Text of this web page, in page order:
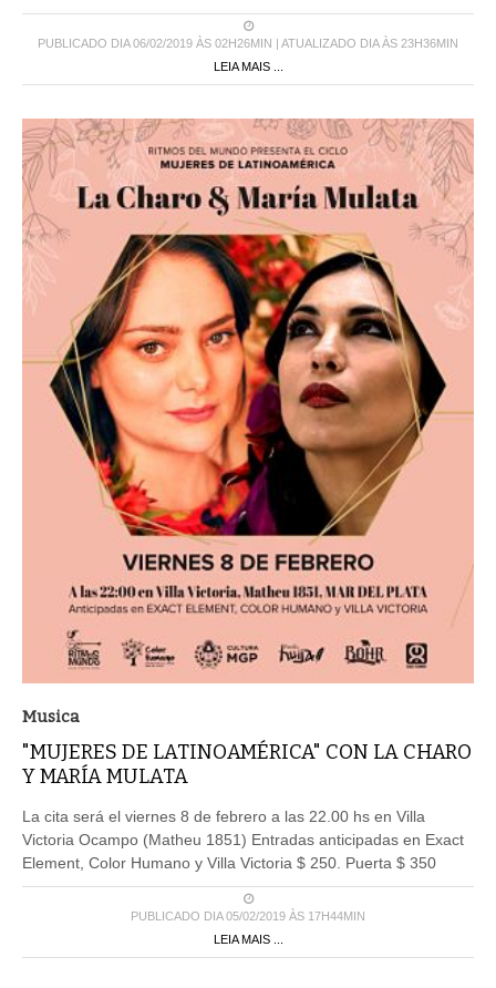
PUBLICADO DIA 06/02/2019 ÀS 02H26MIN | ATUALIZADO DIA ÀS 23H36MIN
LEIA MAIS ...
Musica
"MUJERES DE LATINOAMÉRICA" CON LA CHARO
Y MARÍA MULATA
La cita será el viernes 8 de febrero a las 22.00 hs en Villa
Victoria Ocampo (Matheu 1851) Entradas anticipadas en Exact
Element, Color Humano y Villa Victoria $ 250. Puerta $ 350
PUBLICADO DIA 05/02/2019 ÀS 17H44MIN
LEIA MAIS ...